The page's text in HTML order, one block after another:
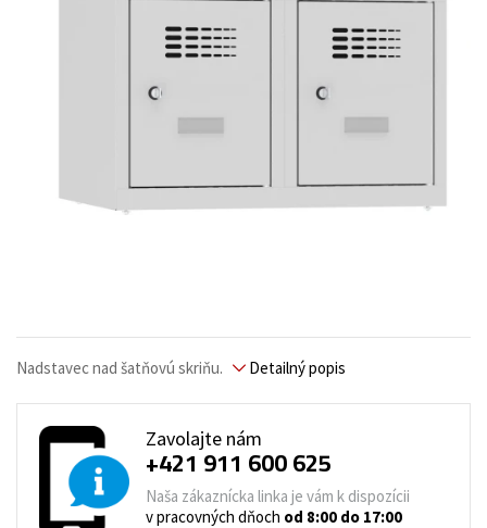
Nadstavec nad šatňovú skriňu. Detailný popis
Zavolajte nám
+421 911 600 625
Naša zákaznícka linka je vám k dispozícii
v pracovných dňoch od 8:00 do 17:00